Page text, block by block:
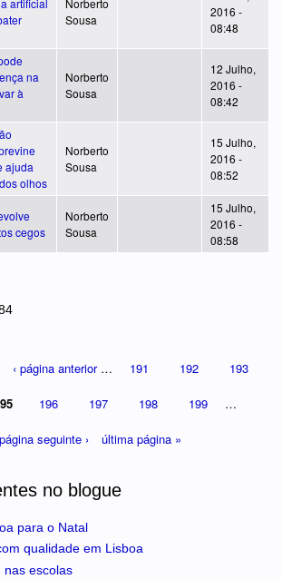
Sousa
2016 -
08:48
na
à
Norberto
Sousa
12 Julho,
2016 -
08:42
ajuda
olhos
Norberto
Sousa
15 Julho,
2016 -
08:52
cegos
Norberto
Sousa
15 Julho,
2016 -
08:58
‹ página anterior … 191 192 193
196 197 198 199 …
página seguinte › última página »
no blogue
para o Natal
qualidade em Lisboa
nas escolas